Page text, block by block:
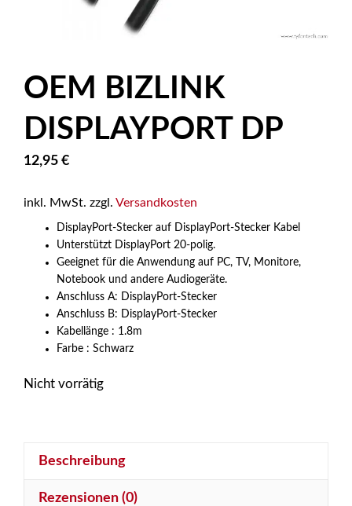
OEM BIZLINK
DISPLAYPORT DP
12,95 €
inkl. MwSt. zzgl. Versandkosten
DisplayPort-Stecker auf DisplayPort-Stecker Kabel
Unterstützt DisplayPort 20-polig.
Geeignet für die Anwendung auf PC, TV, Monitore,
Notebook und andere Audiogeräte.
Anschluss A: DisplayPort-Stecker
Anschluss B: DisplayPort-Stecker
Kabellänge : 1.8m
Farbe : Schwarz
Nicht vorrätig
Beschreibung
Rezensionen (0)